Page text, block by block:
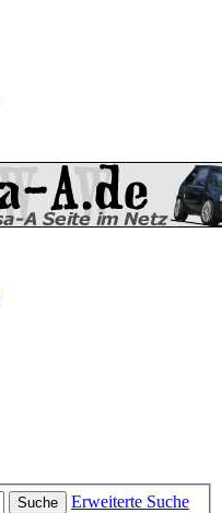
Suche
Erweiterte Suche